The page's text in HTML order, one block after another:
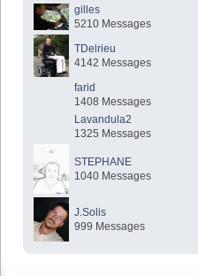
gilles
5210 Messages
TDelrieu
4142 Messages
farid
1408 Messages
Lavandula2
1325 Messages
STEPHANE
1040 Messages
J.Solis
999 Messages